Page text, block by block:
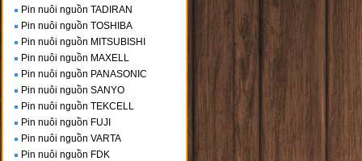
Pin nuôi nguồn TADIRAN
Pin nuôi nguồn TOSHIBA
Pin nuôi nguồn MITSUBISHI
Pin nuôi nguồn MAXELL
Pin nuôi nguồn PANASONIC
Pin nuôi nguồn SANYO
Pin nuôi nguồn TEKCELL
Pin nuôi nguồn FUJI
Pin nuôi nguồn VARTA
Pin nuôi nguồn FDK